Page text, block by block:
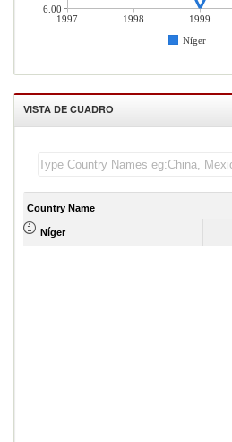
1997 1998 1999
Níger
6.00
VISTA DE CUADRO
Country Name
Níger